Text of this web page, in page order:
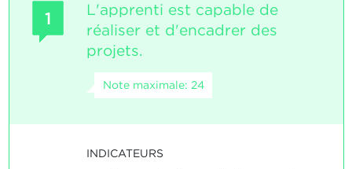
1
L'apprenti est capable de
réaliser et d'encadrer des
projets.
Note maximale: 24
INDICATEURS